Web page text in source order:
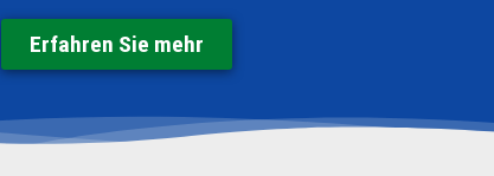
Erfahren Sie mehr